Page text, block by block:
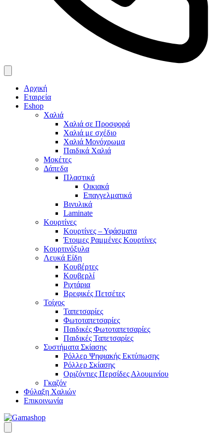
Αρχική
Εταιρεία
Eshop
Χαλιά
Χαλιά σε Προσφορά
Χαλιά με σχέδιο
Χαλιά Μονόχρωμα
Παιδικά Χαλιά
Μοκέτες
Δάπεδα
Πλαστικά
Οικιακά
Επαγγελματικά
Βινυλικά
Laminate
Κουρτίνες
Κουρτίνες – Υφάσματα
Έτοιμες Ραμμένες Κουρτίνες
Κουρτινόξυλα
Λευκά Είδη
Κουβέρτες
Κουβερλί
Ριχτάρια
Βρεφικές Πετσέτες
Τοίχος
Ταπετσαρίες
Φωτοταπετσαρίες
Παιδικές Φωτοταπετσαρίες
Παιδικές Ταπετσαρίες
Συστήματα Σκίασης
Ρόλλερ Ψηφιακής Εκτύπωσης
Ρόλλερ Σκίασης
Οριζόντιες Περσίδες Αλουμινίου
Γκαζόν
Φύλαξη Χαλιών
Επικοινωνία